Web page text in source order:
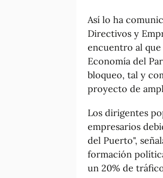
Así lo ha
Directivos y
encuentro al que
Economía del
bloqueo, tal y
proyecto de
Los dirigentes
empresarios
del Puerto",
formación
un 20% de